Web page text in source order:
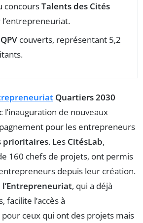
concoursTalents des Cités
QPV couverts, représentant 5,2
Quartiers 2030
l’inauguration de nouveaux
pour les entrepreneurs
prioritaires. Les CitésLab,
160 chefs de projets, ont permis
depuis leur création.
l’Entrepreneuriat, qui a déjà
facilite l’accès à
pour ceux qui ont des projets mais